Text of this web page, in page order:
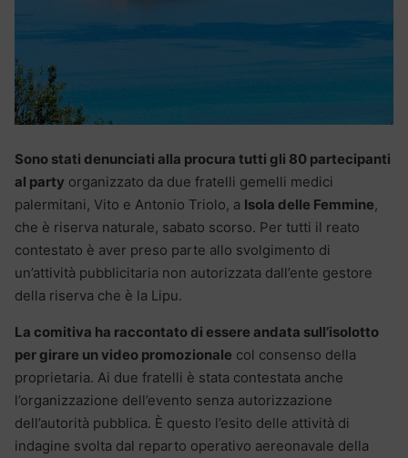
Sono stati denunciati alla procura tutti gli 80 partecipanti
al party organizzato da due fratelli gemelli medici
palermitani, Vito e Antonio Triolo, a Isola delle Femmine,
che è riserva naturale, sabato scorso. Per tutti il reato
contestato è aver preso parte allo svolgimento di
un’attività pubblicitaria non autorizzata dall’ente gestore
della riserva che è la Lipu.
La comitiva ha raccontato di essere andata sull’isolotto
per girare un video promozionale col consenso della
proprietaria. Ai due fratelli è stata contestata anche
l’organizzazione dell’evento senza autorizzazione
dell’autorità pubblica. È questo l’esito delle attività di
indagine svolta dal reparto operativo aereonavale della